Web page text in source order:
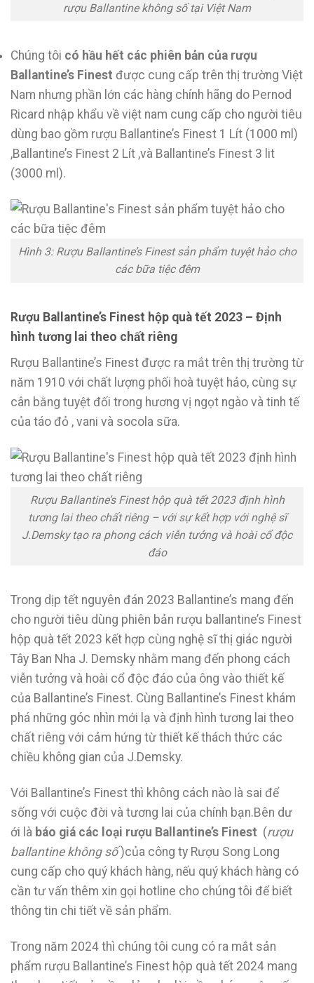
rượu Ballantine không số tại Việt Nam
Chúng tôi có hầu hết các phiên bản của rượu
Ballantine’s Finest được cung cấp trên thị trường Việt
Nam nhưng phần lớn các hàng chính hãng do Pernod
Ricard nhập khẩu về việt nam cung cấp cho người tiêu
dùng bao gồm rượu Ballantine’s Finest 1 Lít (1000 ml)
,Ballantine’s Finest 2 Lít ,và Ballantine’s Finest 3 lit
(3000 ml).
Hình 3: Rượu Ballantine’s Finest sản phẩm tuyệt hảo cho
các bữa tiệc đêm
Rượu Ballantine’s Finest hộp quà tết 2023 – Định
hình tương lai theo chất riêng
Rượu Ballantine’s Finest được ra mắt trên thị trường từ
năm 1910 với chất lượng phối hoà tuyệt hảo, cùng sự
cân bằng tuyệt đối trong hương vị ngọt ngào và tinh tế
của táo đỏ , vani và socola sữa.
Rượu Ballantine’s Finest hộp quà tết 2023 định hình
tương lai theo chất riêng – với sự kết hợp với nghệ sĩ
J.Demsky tạo ra phong cách viễn tưởng và hoài cổ độc
đáo
Trong dịp tết nguyên đán 2023 Ballantine’s mang đến
cho người tiêu dùng phiên bản rượu ballantine’s Finest
hộp quà tết 2023 kết hợp cùng nghệ sĩ thị giác người
Tây Ban Nha J. Demsky nhằm mang đến phong cách
viễn tưởng và hoài cổ độc đáo của ông vào thiết kế
của Ballantine’s Finest. Cùng Ballantine’s Finest khám
phá những góc nhìn mới lạ và định hình tương lai theo
chất riêng với cảm hứng từ thiết kế thách thức các
chiều không gian của J.Demsky.
Với Ballantine’s Finest thì không cách nào là sai để
sống với cuộc đời và tương lai của chính bạn.Bên dư
ới là báo giá các loại rượu Ballantine’s Finest (rượu
ballantine không số)của công ty Rượu Song Long
cung cấp cho quý khách hàng, nếu quý khách hàng có
cần tư vấn thêm xin gọi hotline cho chúng tôi để biết
thông tin chi tiết về sản phẩm.
Trong năm 2024 thì chúng tôi cung có ra mắt sản
phẩm rượu Ballantine’s Finest hộp quà tết 2024 mang